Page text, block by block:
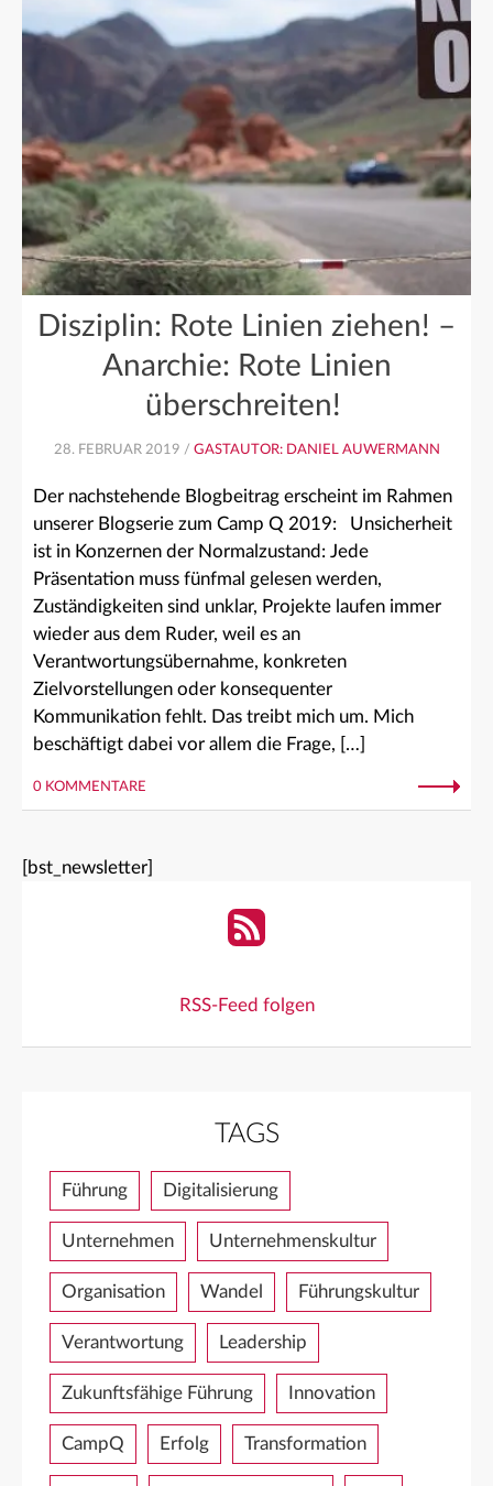
Disziplin: Rote Linien ziehen! –
Anarchie: Rote Linien
überschreiten!
28. FEBRUAR 2019 / GASTAUTOR: DANIEL AUWERMANN
Der nachstehende Blogbeitrag erscheint im Rahmen
unserer Blogserie zum Camp Q 2019: Unsicherheit
ist in Konzernen der Normalzustand: Jede
Präsentation muss fünfmal gelesen werden,
Zuständigkeiten sind unklar, Projekte laufen immer
wieder aus dem Ruder, weil es an
Verantwortungsübernahme, konkreten
Zielvorstellungen oder konsequenter
Kommunikation fehlt. Das treibt mich um. Mich
beschäftigt dabei vor allem die Frage, […]
0 KOMMENTARE
[bst_newsletter]
RSS-Feed folgen
TAGS
Führung Digitalisierung
Unternehmen Unternehmenskultur
Organisation Wandel Führungskultur
Verantwortung Leadership
Zukunftsfähige Führung Innovation
CampQ Erfolg Transformation